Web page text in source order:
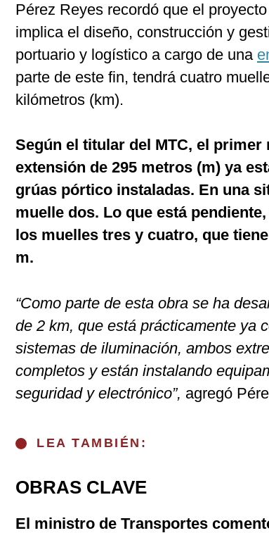
Pérez Reyes recordó que el
implica el diseño, construcción y
portuario y logístico a cargo de una
parte de este fin, tendrá cuatro
kilómetros (km).
Según el titular del MTC, el primer
extensión de 295 metros (m) ya
grúas pórtico instaladas. En una
muelle dos. Lo que está
los muelles tres y cuatro, que
m.
“Como parte de esta obra se ha
de 2 km, que está prácticamente ya
sistemas de iluminación, ambos
completos y están instalando
seguridad y electrónico”, agregó
LEA TAMBIÉN:
OBRAS CLAVE
El ministro de Transportes